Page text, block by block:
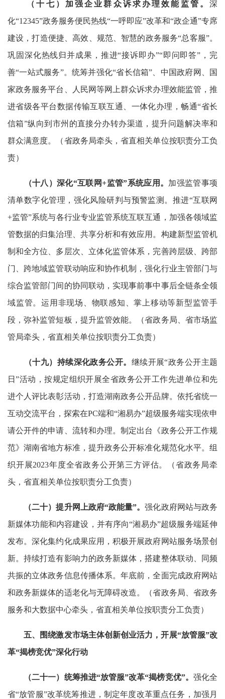
（十七）加强企业群众诉求办理效能监管。深
化“12345”政务服务便民热线“一呼即应”改革和“政企通”专席
建设，打造便捷、高效、规范、智慧的政务服务“总客服”。
巩固深化热线归并成果，推进“接诉即办”“即问即答”，完
善“一站式服务”。统筹并强化“省长信箱”、中国政府网、国
家政务服务平台、人民网等网上群众诉求办理效能监管，推
进省级各平台数据传输互联互通、一体化办理，畅通“省长
信箱”纵向到市州的直接分办转办渠道，提升问题解决率和
群众满意度。（省政务局牵头，省直相关单位按职责分工负
责）
（十八）深化“互联网+监管”系统应用。 加强监管事项
清单数字化管理，强化风险研判与预警监测。推进“互联网
+监管”系统与各行业专业监管系统互联互通，加强各领域监
管数据的归集治理、共享分析和有效应用。构建新型监管机
制和全方位、多层次、立体化监管体系，完善跨层级、跨部
门、跨地域监管联动响应和协作机制，强化行业主管部门与
综合监管部门间的协同联动，实现事前事中事后全链条全领
域监管。运用非现场、物联感知、掌上移动等新型监管手
段，弥补监管短板，提升监管效能。（省政务局、省市场监
管局牵头，省直相关单位按职责分工负责）
（十九）持续深化政务公开。 继续开展“政务公开主题
日”活动，按规定组织开展全省政务公开工作先进单位和先
进个人评比表彰活动，打造湖南政务公开品牌。依托省统一
互动交流平台，探索在PC端和“湘易办”超级服务端实现依申
请公开件的申请、流转和办理。制定出台《政务公开工作规
范》湖南省地方标准，提升政务公开标准化规范化水平。组
织开展2023年度全省政务公开第三方评估。（省政务局牵
头，省直相关单位按职责分工负责）
（二十）提升网上政府“政能量”。强化政府网站与政务
新媒体功能和内容建设，并有序向“湘易办”超级服务端延伸
发布。深化集约化成果应用，积极开展政府网站服务场景创
新。持续打造有影响力的政务新媒体，搭建整体联动、同频
共振的立体政务信息传播体系。年底前，全面完成政府网站
和政务新媒体的适老化与无障碍改造。（省政务局、省政务
服务和大数据中心牵头，省直相关单位按职责分工负责）
五、围绕激发市场主体创新创业活力，开展“放管服”改
革“揭榜竞优”深化行动
（二十一）统筹推进“放管服”改革“揭榜竞优”。 强化全
省“放管服”改革统筹推进，制定年度改革重点任务，加强月